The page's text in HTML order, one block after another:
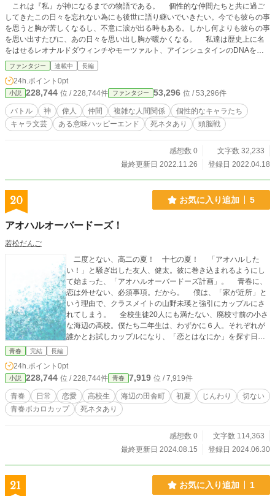
これは『私』が神になるまでの物語である。 個性的な仲間たちと共に過ご
してきたこの日々を忘れない為にも後世に語り継いでいきたい。今でも彼らの事
を思うと胸が苦しくなるし、不意に涙が出る時もある。しかし何よりも彼らの事
を思い出すたびに、あの日々を思い出し胸が暖かくなる。 私達は歴史上に名
をはせるレオナルドダウィンチやモーツァルト、アインシュタインのDNAを受
け継ぐ偉人達の『器』としてこの世に生まれた。それは古くから代々と受け継が
れてきたものでその器は24つ、つまりこの世には『24の器』が存在した。器の
保有者にはそれぞれ『opus(オーパス)』と呼ばれる特殊能力があり、それを用い
て『神』となる為に日々戦いを繰り広げていた。ある者は催眠をかけ、ある者は
引力を操り、またある者は時間を操りお互いに互いの『器』を奪い合っていた。
では何故奪い合うのか。それはこの世に存在する『24の器』を全て手に入
れることにより一晩にして世界を変えることの出来る程の『神』の力を手にいれ
為、各々己の願いを叶えるべく神になろうとした。 血で血を洗う戦いは長
い間続いたが、私達の代となって、変わっていったと思う。それはきっと…おっ
りと話そうか。 −命をかけた戦いが今始まる−
ファンタジー 連載中 長編
24h.ポイント 0pt
小説 228,744 位 / 228,744件 ファンタジー 53,296 位 / 53,296件
バトル 神 偉人 仲間 複雑な人間関係
個性的なキャラたち
キャラ文芸
ある意味ハッピーエンド 死ネタあり 頭脳戦
感想数 0
文字数 32,233
最終更新日 2022.11.26
登録日 2022.04.18
20 お気に入り追加 5
アオハルオーバードーズ！
若松だんご
二度とない、高二の夏！ 十七の夏！ 「アオハルした
い！」と騒ぎ出した友人、健太。彼に巻き込まれるようにし
て始まった、「アオハルオーバードーズ計画」。 青春に、
恋は外せない、必須事項。だから。 僕は、「家が近所」と
いう理由で、クラスメイトの山野未瑛と強引にカップルにさ
れてしまう。 全校生徒20人にも満たない、廃校寸前の小さ
な海辺の高校。僕たち二年生は、わずかに６人。それぞれが
誰かとお試しカップルになり、「恋とはなにか」を探す日
常。 いっしょに登下校。互いにお弁当を作ってくる。時に
きりバカをやったり、腹の底から笑ったり。 騒がしく落ち
着かない初夏の僕たち。 僕、大里陽と絵を描くのが好きな
山野未瑛。言い出しっぺ川嶋健太と一年生の長谷部明音。陸
上部の長谷部逢生と海好き鬼頭夏鈴。本好きで日下先生推し
の榊文華。 アオハルってナニ？ 何をしたら、アオハルな
らない。正解なんてないのかもしれない。 でも、楽しい。
でも、苦しい。そして、切なく。そして、愛しい。 なんで
こぼれ落ちる砂のように流れ去っていく。 伊勢志摩の小
さな海辺の町で繰り広げられる、甘く切ない恋の物語。
青春 完結 長編
24h.ポイント 0pt
小説 228,744 位 / 228,744件 青春 7,919 位 / 7,919件
青春 日常 恋愛 高校生 海辺の田舎町 初夏 じんわり
切ない
青春ボカロカップ
死ネタあり
感想数 0
文字数 114,363
最終更新日 2024.08.15
登録日 2024.06.30
21 お気に入り追加 1